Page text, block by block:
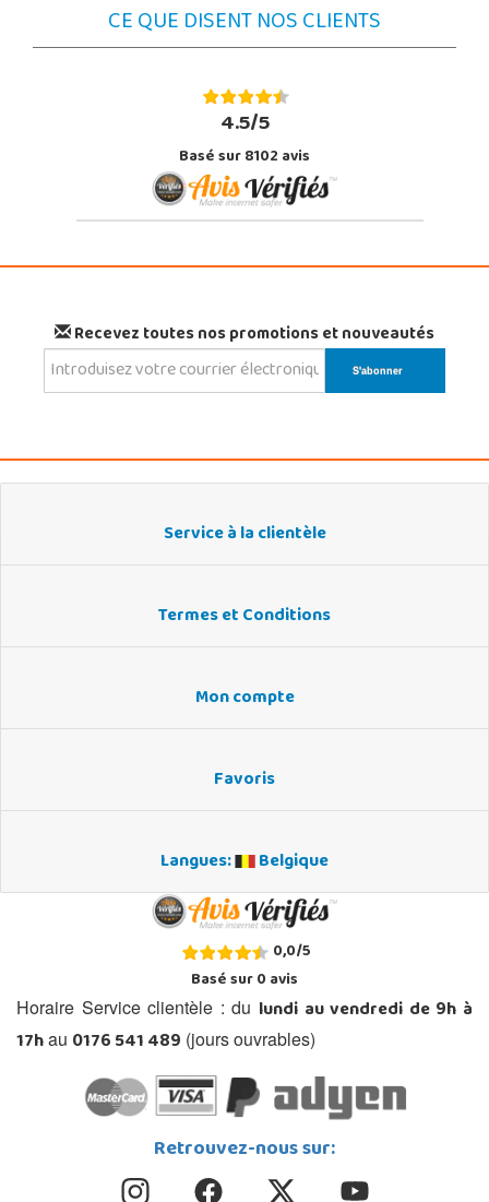
CE QUE DISENT NOS CLIENTS
4.5/5
Basé sur 8102 avis
Recevez toutes nos promotions et nouveautés
Service à la clientèle
Termes et Conditions
Mon compte
Favoris
Langues: Belgique
0,0/5
Basé sur0avis
Horaire Service clientèle : du lundi au vendredi de 9h à
17hau 0176 541 489 (jours ouvrables)
Retrouvez-nous sur: